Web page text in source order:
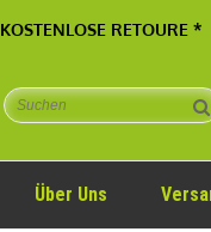
KOSTENLOSE RETOURE *
Über Uns